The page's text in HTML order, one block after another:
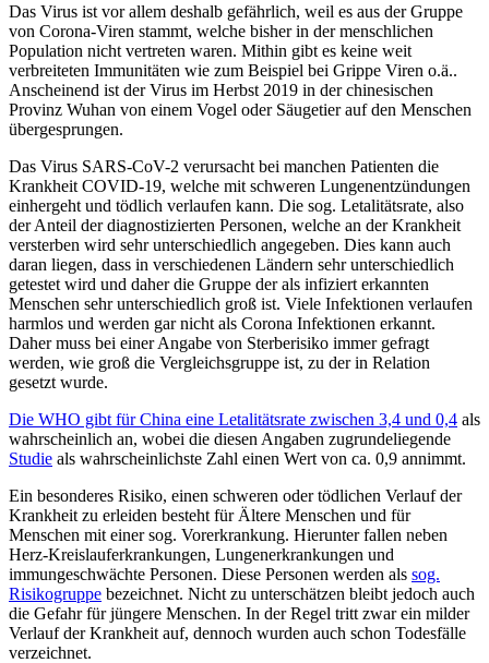
Das Virus ist vor allem deshalb gefährlich, weil es aus der Gruppe
von Corona-Viren stammt, welche bisher in der menschlichen
Population nicht vertreten waren. Mithin gibt es keine weit
verbreiteten Immunitäten wie zum Beispiel bei Grippe Viren o.ä..
Anscheinend ist der Virus im Herbst 2019 in der chinesischen
Provinz Wuhan von einem Vogel oder Säugetier auf den Menschen
übergesprungen.
Das Virus SARS-CoV-2 verursacht bei manchen Patienten die
Krankheit COVID-19, welche mit schweren Lungenentzündungen
einhergeht und tödlich verlaufen kann. Die sog. Letalitätsrate, also
der Anteil der diagnostizierten Personen, welche an der Krankheit
versterben wird sehr unterschiedlich angegeben. Dies kann auch
daran liegen, dass in verschiedenen Ländern sehr unterschiedlich
getestet wird und daher die Gruppe der als infiziert erkannten
Menschen sehr unterschiedlich groß ist. Viele Infektionen verlaufen
harmlos und werden gar nicht als Corona Infektionen erkannt.
Daher muss bei einer Angabe von Sterberisiko immer gefragt
werden, wie groß die Vergleichsgruppe ist, zu der in Relation
gesetzt wurde.
Die WHO gibt für China eine Letalitätsrate zwischen 3,4 und 0,4 als
wahrscheinlich an, wobei die diesen Angaben zugrundeliegende
Studie als wahrscheinlichste Zahl einen Wert von ca. 0,9 annimmt.
Ein besonderes Risiko, einen schweren oder tödlichen Verlauf der
Krankheit zu erleiden besteht für Ältere Menschen und für
Menschen mit einer sog. Vorerkrankung. Hierunter fallen neben
Herz-Kreislauferkrankungen, Lungenerkrankungen und
immungeschwächte Personen. Diese Personen werden als sog.
Risikogruppe bezeichnet. Nicht zu unterschätzen bleibt jedoch auch
die Gefahr für jüngere Menschen. In der Regel tritt zwar ein milder
Verlauf der Krankheit auf, dennoch wurden auch schon Todesfälle
verzeichnet.